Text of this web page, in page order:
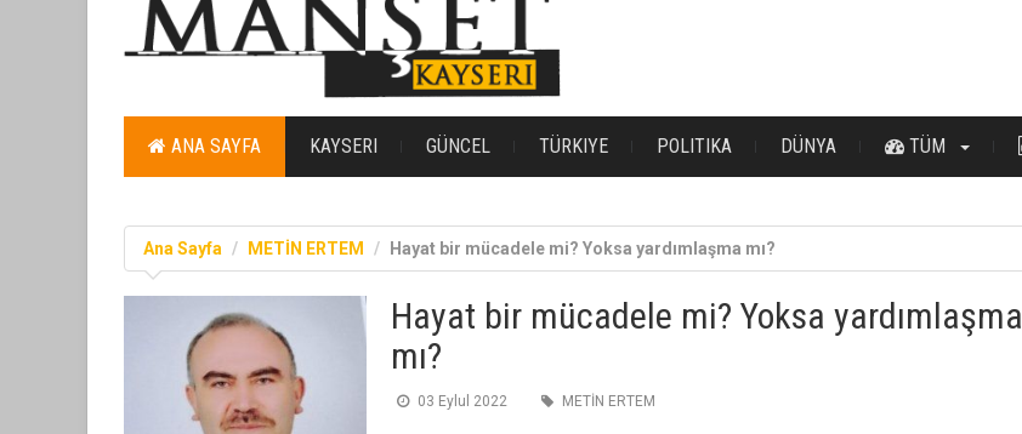
ANA SAYFA KAYSERI GÜNCEL TÜRKIYE POLITIKA DÜNYA TÜM
Ana Sayfa METİN ERTEM Hayat bir mücadele mi? Yoksa yardımlaşma mı?
Hayat bir mücadele mi? Yoksa yardımlaşma
mı?
03 Eylul 2022 METİN ERTEM